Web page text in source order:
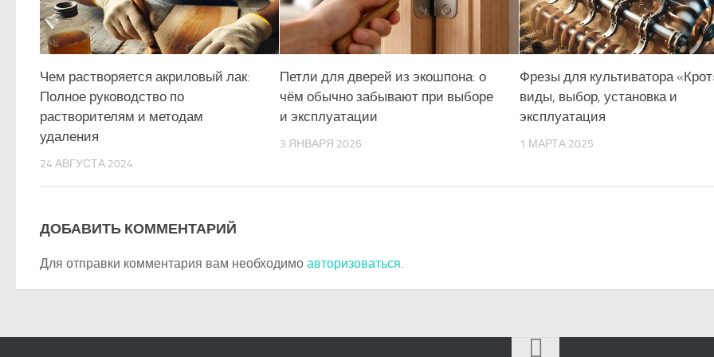
Чем растворяется акриловый лак:
Полное руководство по
растворителям и методам
удаления
24 АВГУСТА 2024
Петли для дверей из экошпона: о
чём обычно забывают при выборе
и эксплуатации
3 ЯНВАРЯ 2026
Фрезы для культиватора
виды, выбор, установка и
эксплуатация
1 МАРТА 2025
ДОБАВИТЬ КОММЕНТАРИЙ
Для отправки комментария вам необходимо авторизоваться